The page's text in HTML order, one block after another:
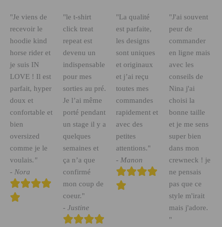
"Je viens de
recevoir le
hoodie kind
horse rider et
je suis IN
LOVE ! Il est
parfait, hyper
doux et
confortable et
bien
oversized
comme je le
voulais."
- Nora
"le t-shirt
click treat
repeat est
devenu un
indispensable
pour mes
sorties au pré.
Je l’ai même
porté pendant
un stage il y a
quelques
semaines et
ça n’a que
confirmé
mon coup de
coeur."
- Justine
"La qualité
est parfaite,
les designs
sont uniques
et originaux
et j’ai reçu
toutes mes
commandes
rapidement et
avec des
petites
attentions."
- Manon
"J'ai souvent
peur de
commander
en ligne mais
avec les
conseils de
Nina j'ai
choisi la
bonne taille
et je me sens
super bien
dans mon
crewneck ! je
ne pensais
pas que ce
style m'irait
mais j'adore.
"